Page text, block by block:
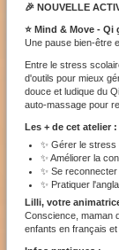
🎉 NOUVELLE
⭐ Mind & Move -
Une pause bien-être
Entre le stress
d'outils pour mieux
douce et ludique du
auto-massage pour
Les + de cet atelier :
✨ Gérer le stress
✨ Améliorer la
✨ Se
✨ Pratiquer
Lilli, votre
Conscience, maman
enfants en français et